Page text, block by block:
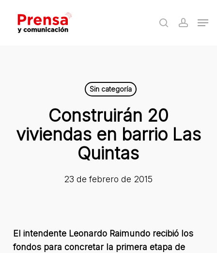
main
search
Sin categoría
Construirán 20
viviendas en barrio Las
Quintas
23 de febrero de 2015
El intendente Leonardo Raimundo recibió los
fondos para concretar la primera etapa de